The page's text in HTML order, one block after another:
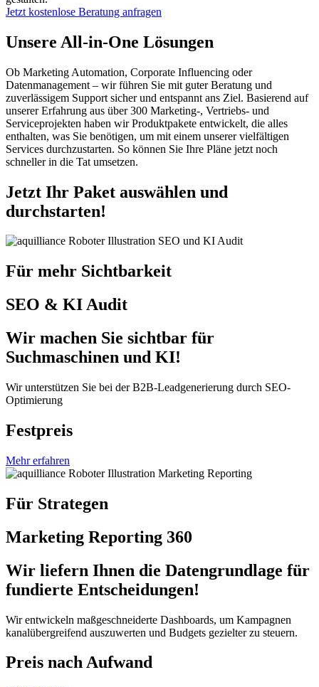
Jetzt kostenlose Beratung anfragen
Unsere All-in-One Lösungen
Ob Marketing Automation, Corporate Influencing oder
Datenmanagement – wir führen Sie mit guter Beratung und
zuverlässigem Support sicher und entspannt ans Ziel. Basierend auf
unserer Erfahrung aus über 300 Marketing-, Vertriebs- und
Serviceprojekten haben wir Produktpakete entwickelt, die alles
enthalten, was Sie benötigen, um mit einem unserer vielfältigen
Services durchzustarten. So können Sie Ihre Pläne jetzt noch
schneller in die Tat umsetzen.
Jetzt Ihr Paket auswählen und
durchstarten!
Für mehr Sichtbarkeit
SEO & KI Audit
Wir machen Sie sichtbar für
Suchmaschinen und KI!
Wir unterstützen Sie bei der B2B-Leadgenerierung durch SEO-
Optimierung
Festpreis
Mehr erfahren
Für Strategen
Marketing Reporting 360
Wir liefern Ihnen die Datengrundlage für
fundierte Entscheidungen!
Wir entwickeln maßgeschneiderte Dashboards, um Kampagnen
kanalübergreifend auszuwerten und Budgets gezielter zu steuern.
Preis nach Aufwand